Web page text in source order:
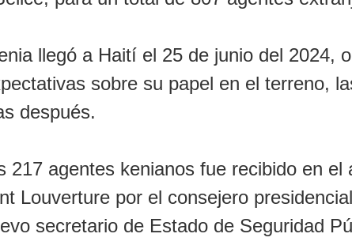
llegó a Haití el 25 de junio del 2024,
sobre su papel en el terreno,
después.
217 agentes kenianos fue recibido en el
Louverture por el consejero
secretario de Estado de Seguridad